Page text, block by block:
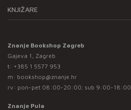
KNJIŽARE
Znanje Bookshop Zagreb
Gajeva 1, Zagreb
t: +385 1 5577 953
m: bookshop@znanje.hr
rv: pon-pet 08:00-20:00; sub 9:00-18:00
Znanje Pula